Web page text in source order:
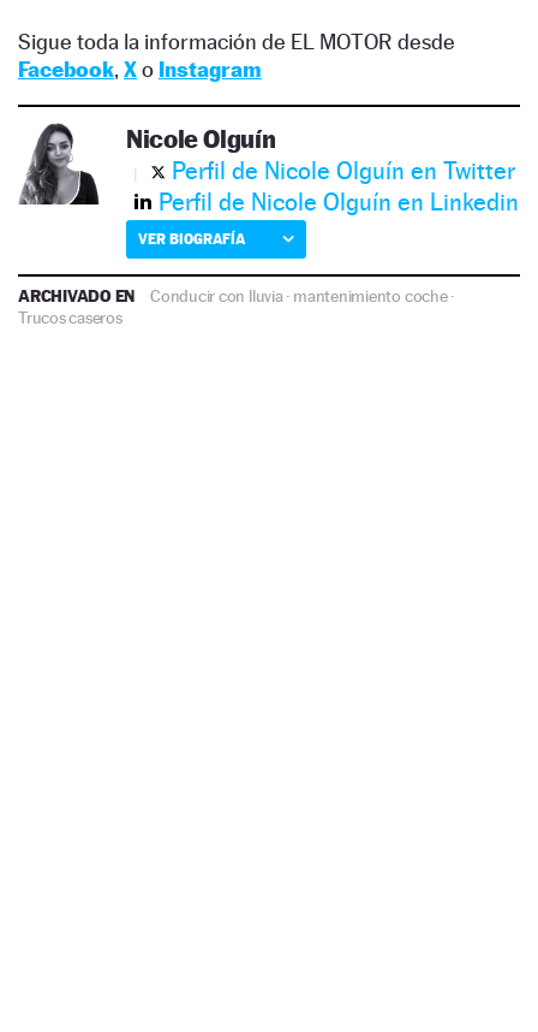
Sigue toda la información de EL MOTOR desde
Facebook, Xo Instagram
Nicole Olguín
Perfil de Nicole Olguín en Twitter
Perfil de Nicole Olguín en Linkedin
VER BIOGRAFÍA
ARCHIVADO EN Conducir con lluvia· mantenimiento coche·
Trucos caseros